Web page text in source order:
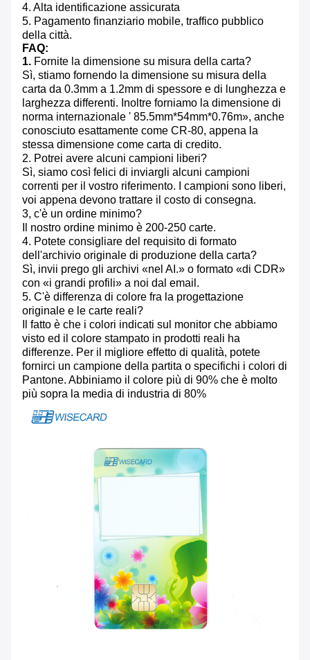
4. Alta identificazione assicurata
5. Pagamento finanziario mobile, traffico pubblico
della città.
FAQ:
1. Fornite la dimensione su misura della carta?
Sì, stiamo fornendo la dimensione su misura della
carta da 0.3mm a 1.2mm di spessore e di lunghezza e
larghezza differenti. Inoltre forniamo la dimensione di
norma internazionale ' 85.5mm*54mm*0.76m», anche
conosciuto esattamente come CR-80, appena la
stessa dimensione come carta di credito.
2. Potrei avere alcuni campioni liberi?
Sì, siamo così felici di inviargli alcuni campioni
correnti per il vostro riferimento. I campioni sono liberi,
voi appena devono trattare il costo di consegna.
3, c'è un ordine minimo?
Il nostro ordine minimo è 200-250 carte.
4. Potete consigliare del requisito di formato
dell'archivio originale di produzione della carta?
Sì, invii prego gli archivi «nel AI.» o formato «di CDR»
con «i grandi profili» a noi dal email.
5. C'è differenza di colore fra la progettazione
originale e le carte reali?
Il fatto è che i colori indicati sul monitor che abbiamo
visto ed il colore stampato in prodotti reali ha
differenze. Per il migliore effetto di qualità, potete
fornirci un campione della partita o specifichi i colori di
Pantone. Abbiniamo il colore più di 90% che è molto
più sopra la media di industria di 80%